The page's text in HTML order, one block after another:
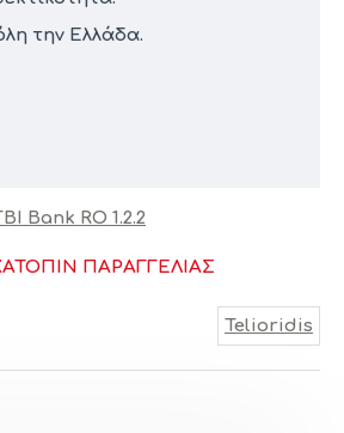
την Ελλάδα.
ΠΑΡΑΓΓΕΛΊΑΣ
Telioridis